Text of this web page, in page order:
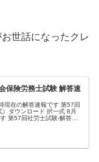
世話になったクレ
保険労務士試験 解答速
現在の解答速報です 第57回
ダウンロード 択一式 8月
第57回社労士試験-解答速